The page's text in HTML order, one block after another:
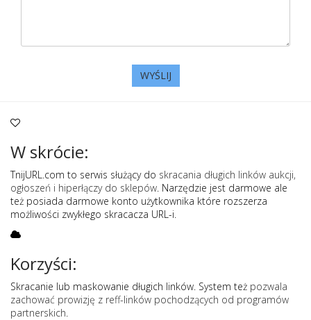
WYŚLIJ
W skrócie:
TnijURL.com to serwis służący do skracania długich linków aukcji,
ogłoszeń i hiperłączy do sklepów. Narzędzie jest darmowe ale
też posiada darmowe konto użytkownika które rozszerza
możliwości zwykłego skracacza URL-i.
Korzyści:
Skracanie lub maskowanie długich linków. System też pozwala
zachować prowizję z reff-linków pochodzących od programów
partnerskich.